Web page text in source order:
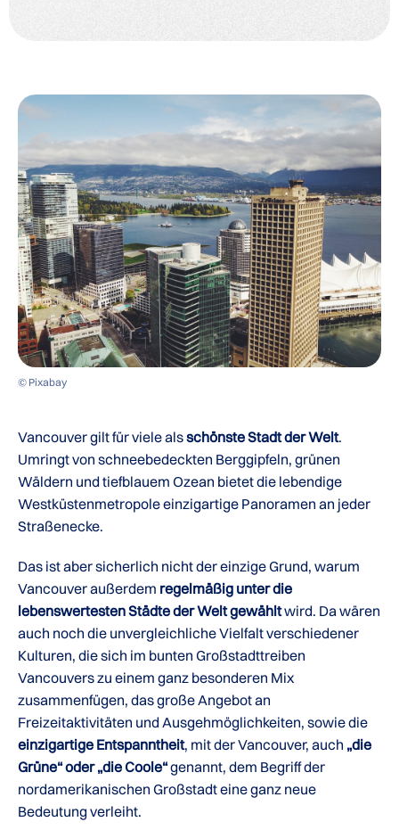
© Pixabay
Vancouver gilt für viele alsschönste Stadt der Welt.
Umringt von schneebedeckten Berggipfeln, grünen
Wäldern und tiefblauem Ozean bietet die lebendige
Westküstenmetropole einzigartige Panoramen an jeder
Straßenecke.
Das ist aber sicherlich nicht der einzige Grund, warum
Vancouver außerdem regelmäßig unter die
lebenswertesten Städte der Welt gewähltwird. Da wären
auch noch die unvergleichliche Vielfalt verschiedener
Kulturen, die sich im bunten Großstadttreiben
Vancouvers zu einem ganz besonderen Mix
zusammenfügen, das große Angebot an
Freizeitaktivitäten und Ausgehmöglichkeiten, sowie die
einzigartige Entspanntheit, mit der Vancouver, auch „die
Grüne“ oder „die Coole“genannt, dem Begriff der
nordamerikanischen Großstadt eine ganz neue
Bedeutung verleiht.